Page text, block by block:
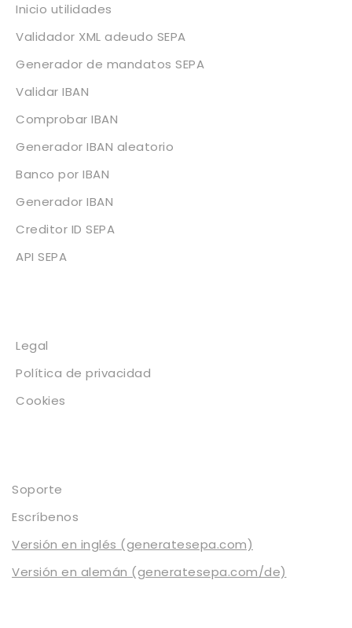
Inicio utilidades
Validador XML adeudo SEPA
Generador de mandatos SEPA
Validar IBAN
Comprobar IBAN
Generador IBAN aleatorio
Banco por IBAN
Generador IBAN
Creditor ID SEPA
API SEPA
Legal
Política de privacidad
Cookies
Soporte
Escríbenos
Versión en inglés (generatesepa.com)
Versión en alemán (generatesepa.com/de)